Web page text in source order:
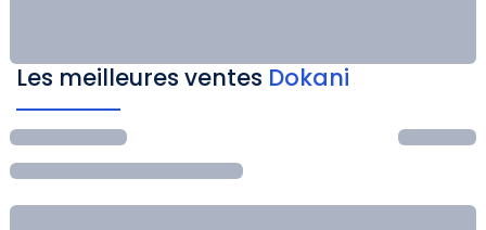
Les meilleures ventes Dokani